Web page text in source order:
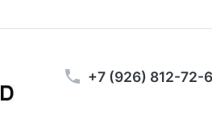
+7 (926) 812-72-